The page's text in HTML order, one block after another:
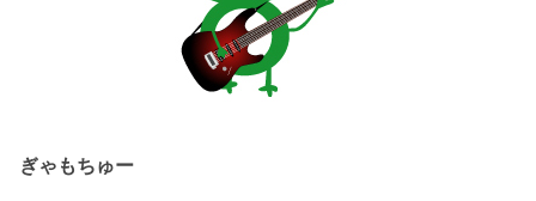
ぎゃもちゅー